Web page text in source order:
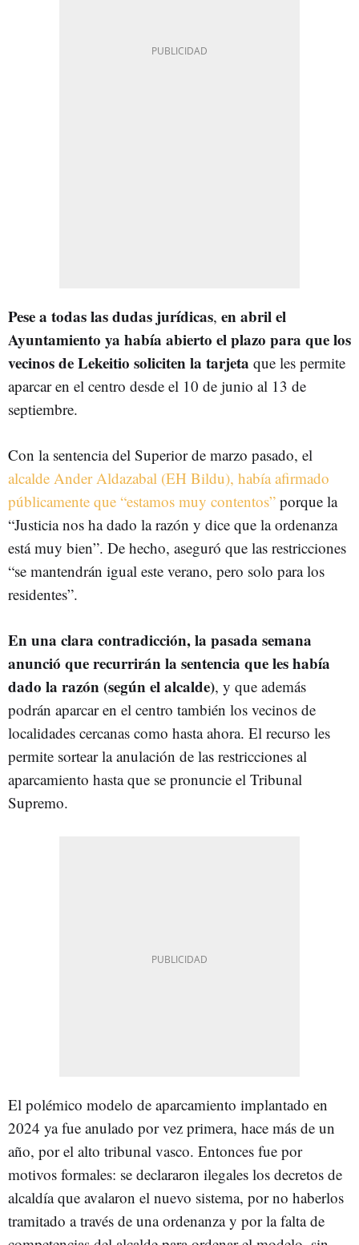
Pese a todas las dudas jurídicas, en abril el
Ayuntamiento ya había abierto el plazo para que los
vecinos de Lekeitio soliciten la tarjeta que les permite
aparcar en el centro desde el 10 de junio al 13 de
septiembre.
Con la sentencia del Superior de marzo pasado, el
alcalde Ander Aldazabal (EH Bildu), había afirmado
públicamente que “estamos muy contentos” porque la
“Justicia nos ha dado la razón y dice que la ordenanza
está muy bien”. De hecho, aseguró que las restricciones
“se mantendrán igual este verano, pero solo para los
residentes”.
En una clara contradicción, la pasada semana
anunció que recurrirán la sentencia que les había
dado la razón (según el alcalde), y que además
podrán aparcar en el centro también los vecinos de
localidades cercanas como hasta ahora. El recurso les
permite sortear la anulación de las restricciones al
aparcamiento hasta que se pronuncie el Tribunal
Supremo.
El polémico modelo de aparcamiento implantado en
2024 ya fue anulado por vez primera, hace más de un
año, por el alto tribunal vasco. Entonces fue por
motivos formales: se declararon ilegales los decretos de
alcaldía que avalaron el nuevo sistema, por no haberlos
tramitado a través de una ordenanza y por la falta de